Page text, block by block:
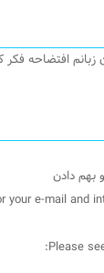
زبانم افتضاحه
بهم دادن
your e-mail and
Please